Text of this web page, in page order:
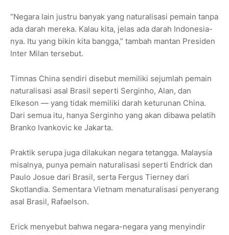
“Negara lain justru banyak yang naturalisasi pemain tanpa
ada darah mereka. Kalau kita, jelas ada darah Indonesia-
nya. Itu yang bikin kita bangga,” tambah mantan Presiden
Inter Milan tersebut.
Timnas China sendiri disebut memiliki sejumlah pemain
naturalisasi asal Brasil seperti Serginho, Alan, dan
Elkeson — yang tidak memiliki darah keturunan China.
Dari semua itu, hanya Serginho yang akan dibawa pelatih
Branko Ivankovic ke Jakarta.
Praktik serupa juga dilakukan negara tetangga. Malaysia
misalnya, punya pemain naturalisasi seperti Endrick dan
Paulo Josue dari Brasil, serta Fergus Tierney dari
Skotlandia. Sementara Vietnam menaturalisasi penyerang
asal Brasil, Rafaelson.
Erick menyebut bahwa negara-negara yang menyindir